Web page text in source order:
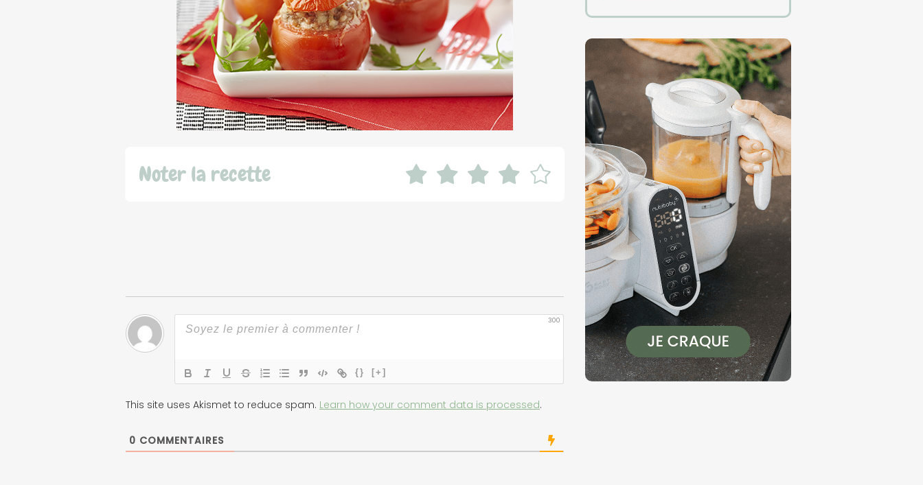
Noter la recette
300
{} [+]
This site uses Akismet to reduce spam. Learn how your comment data is processed.
0 COMMENTAIRES